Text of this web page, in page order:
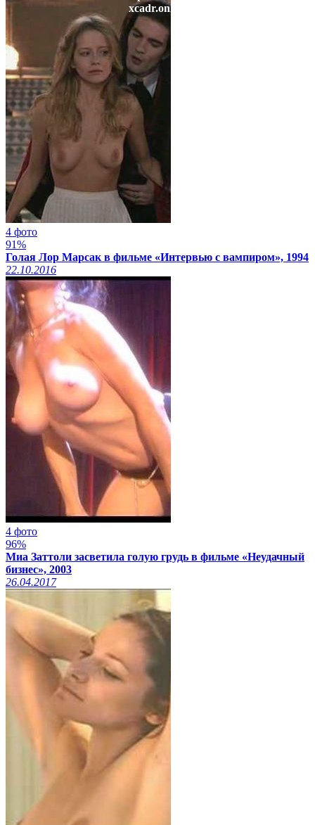
xcadr.online
4 фото
91%
Голая Лор Марсак в фильме «Интервью с вампиром», 1994
22.10.2016
4 фото
96%
Миа Заттоли засветила голую грудь в фильме «Неудачный
бизнес», 2003
26.04.2017